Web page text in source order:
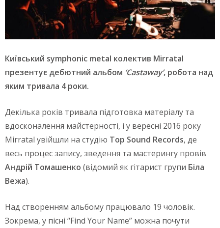
Київський symphonic metal колектив Mirratal
презентує дебютний альбом ‘Castaway’, робота над
яким тривала 4 роки.
Декілька років тривала підготовка матеріалу та
вдосконалення майстерності, і у вересні 2016 року
Mirratal увійшли на студію Top Sound Records, де
весь процес запису, зведення та мастерингу провів
Андрій Томашенко (відомий як гітарист групи Біла
Вежа).
Над створенням альбому працювало 19 чоловік.
Зокрема, у пісні “Find Your Name” можна почути